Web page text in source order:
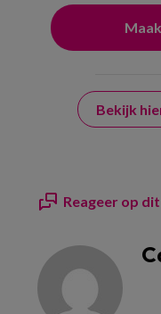
Bekijk
Reageer op